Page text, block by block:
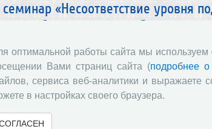
«Несоответствие уровня
работодателей: проблемы и
14.10.2021 Семинары
13 октября 2021 года в рамках
исследования региональных
(руководитель – д.э.н.,
проблем научно-технологического
оптимальной работы сайта мы используем
Вами страниц сайта (подробнее о
сервиса веб-аналитики и выражаете
в настройках своего браузера.